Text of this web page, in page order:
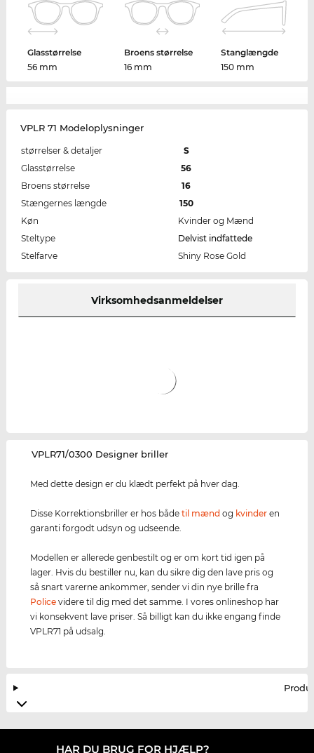
Glasstørrelse
56 mm
Broens størrelse
16 mm
Stanglængde
150 mm
VPLR 71 Modeloplysninger
størrelser & detaljer
S
Glasstørrelse
56
Broens størrelse
16
Stængernes længde
150
Køn
Kvinder og Mænd
Steltype
Delvist indfattede
Stelfarve
Shiny Rose Gold
Virksomhedsanmeldelser
‌VPLR71/0300 Designer briller
Med dette design er du klædt perfekt på hver dag.
Disse Korrektionsbriller er hos bådetil mænd og kvinder en
garanti forgodt udsyn og udseende.
Modellen er allerede genbestilt og er om kort tid igen på
lager. Hvis du bestiller nu, kan du sikre dig den lave pris og
så snart varerne ankommer, sender vi din nye brille fra
Police videre til dig med det samme. I vores onlineshop har
vi konsekvent lave priser. Så billigt kan du ikke engang finde
VPLR71 på udsalg.
HAR DU BRUG FOR HJÆLP?